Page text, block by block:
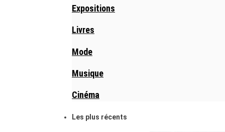
Expositions
Livres
Mode
Musique
Cinéma
Les plus récents